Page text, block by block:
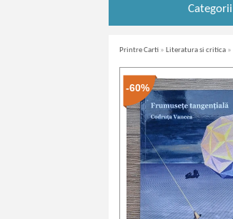
Categorii
Printre Carti » Literatura si critica »
-60%